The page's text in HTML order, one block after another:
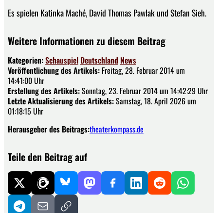
Es spielen Katinka Maché, David Thomas Pawlak und Stefan Sieh.
Weitere Informationen zu diesem Beitrag
Kategorien:Schauspiel Deutschland News
Veröffentlichung des Artikels: Freitag, 28. Februar 2014 um
14:41:00 Uhr
Erstellung des Artikels:Sonntag, 23. Februar 2014 um 14:42:29 Uhr
Letzte Aktualisierung des Artikels:Samstag, 18. April 2026 um
01:18:15 Uhr
Herausgeber des Beitrags:theaterkompass.de
Teile den Beitrag auf